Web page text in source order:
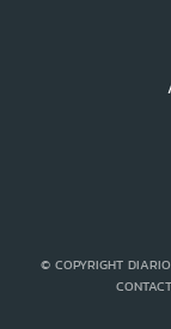
© COPYRIGHT